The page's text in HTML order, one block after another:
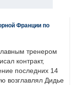
Франции по
тренером
контракт,
последних 14
возглавлял Дидье